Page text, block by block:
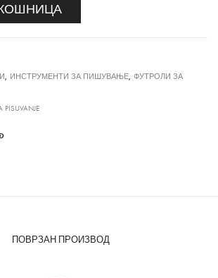
, ИНСТРУМЕНТИ ЗА ПИШУВАЊЕ, ФУТРОЛИ ЗА
ПОВРЗАН ПРОИЗВОД